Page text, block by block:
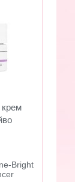
Bright